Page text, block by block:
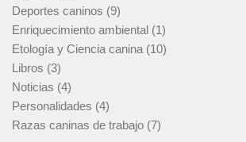
Deportes caninos (9)
Enriquecimiento ambiental (1)
Etología y Ciencia canina(10)
Libros (3)
Noticias (4)
Personalidades (4)
Razas caninas de trabajo (7)